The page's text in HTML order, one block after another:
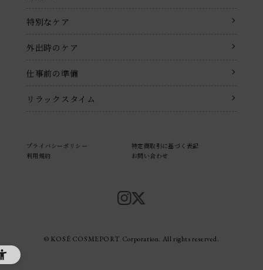
特別なケア
外出時のケア
仕事前の準備
リラックスタイム
プライバシーポリシー
特定商取引に基づく表記
利用規約
お問い合わせ
© KOSÉ COSMEPORT Corporation. All rights reserved.